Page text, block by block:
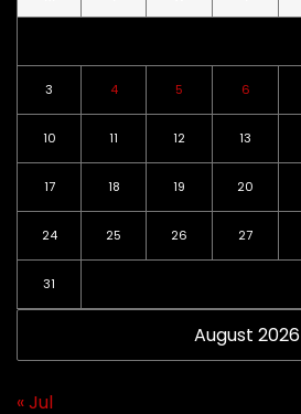
August 2026
3 4 5 6
10 11 12 13
17 18 19 20
24 25 26 27
31
« Jul